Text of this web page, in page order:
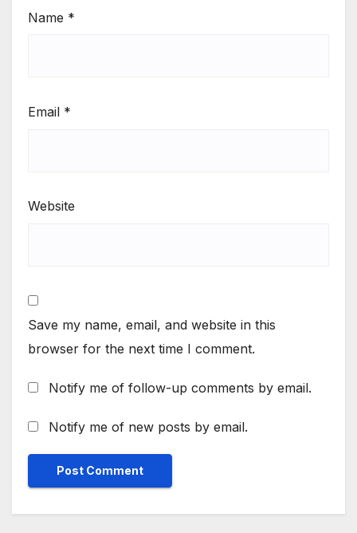
Name *
Email *
Website
Save my name, email, and website in this
browser for the next time I comment.
Notify me of follow-up comments by email.
Notify me of new posts by email.